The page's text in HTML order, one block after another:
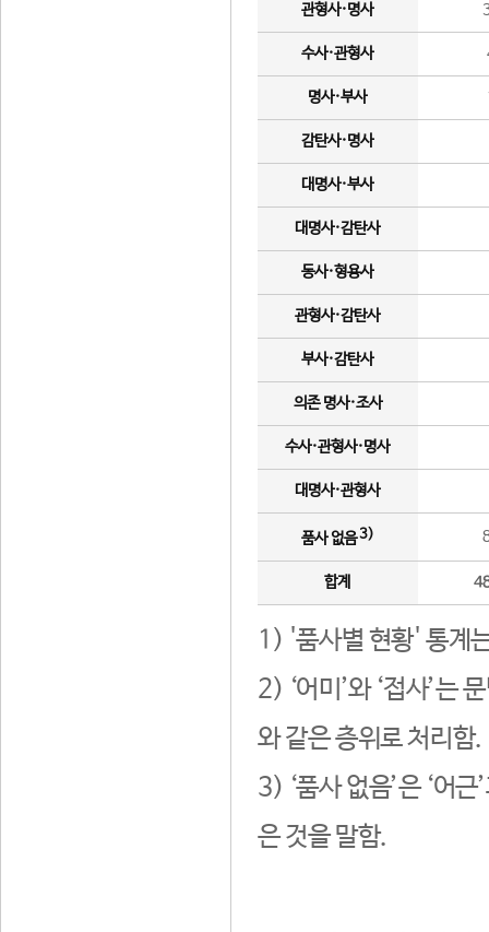
관형사·명사
수사·관형사
명사·부사
감탄사·명사
대명사·부사
대명사·감탄사
동사·형용사
관형사·감탄사
부사·감탄사
의존 명사·조사
수사·관형사·명사
대명사·관형사
품사 없음3)
합계
1) '품사별 현황' 통계
2) ‘어미’와 ‘접사’는
와 같은 층위로 처리함.
3) ‘품사 없음’은 ‘어
은 것을 말함.